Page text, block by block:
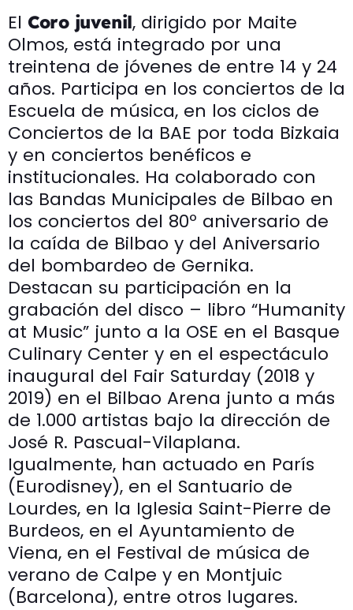
El Coro juvenil, dirigido por Maite
Olmos, está integrado por una
treintena de jóvenes de entre 14 y 24
años. Participa en los conciertos de la
Escuela de música, en los ciclos de
Conciertos de la BAE por toda Bizkaia
y en conciertos benéficos e
institucionales. Ha colaborado con
las Bandas Municipales de Bilbao en
los conciertos del 80º aniversario de
la caída de Bilbao y del Aniversario
del bombardeo de Gernika.
Destacan su participación en la
grabación del disco – libro “Humanity
at Music” junto a la OSE en el Basque
Culinary Center y en el espectáculo
inaugural del Fair Saturday (2018 y
2019) en el Bilbao Arena junto a más
de 1.000 artistas bajo la dirección de
José R. Pascual-Vilaplana.
Igualmente, han actuado en París
(Eurodisney), en el Santuario de
Lourdes, en la Iglesia Saint-Pierre de
Burdeos, en el Ayuntamiento de
Viena, en el Festival de música de
verano de Calpe y en Montjuic
(Barcelona), entre otros lugares.